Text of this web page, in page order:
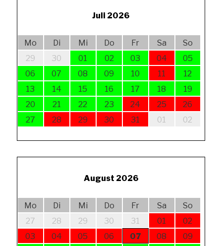
Juli 2026
Mo Di Mi Do Fr Sa
So
29
30 01 02 03 04
05
06
07 08 09 10 11
12
13
14 15 16 17 18
19
20
21 22 23 24 25
26
27
28 29 30 31 01 02
August 2026
Mo Di Mi Do Fr Sa
So
27
28 29 30 31 01
02
03
04 05 06 07 08
09